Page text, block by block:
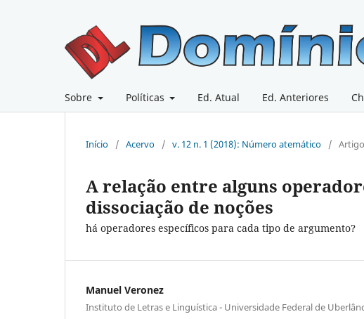
Sobre Políticas Ed. Atual Ed. Anteriores
Início / Acervo / v. 12 n. 1 (2018): Número atemático /
A relação entre alguns
dissociação de noções
há operadores específicos para cada tipo de argumento?
Manuel Veronez
Instituto de Letras e Linguística - Universidade Federal de